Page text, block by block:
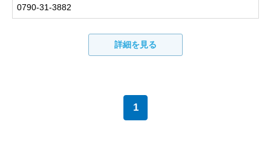
0790-31-3882
詳細を見る
1